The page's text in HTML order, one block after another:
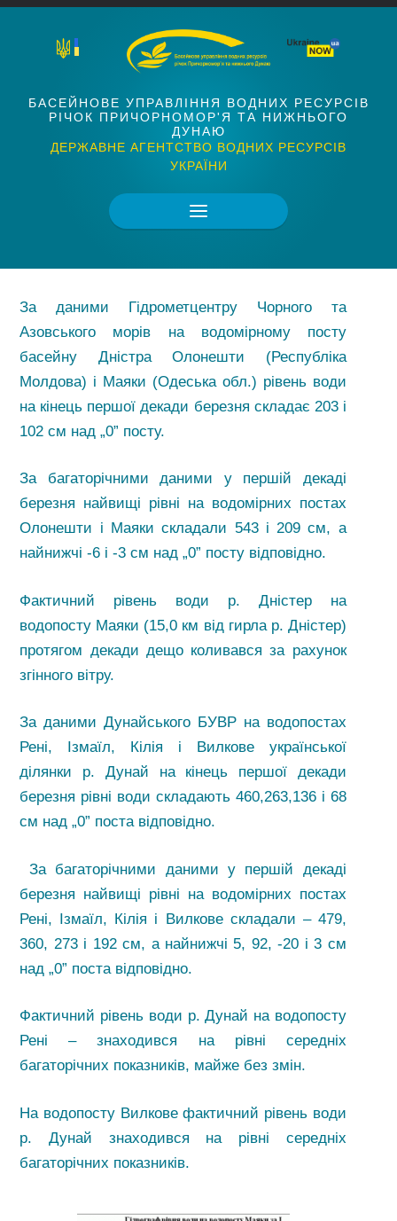
БАСЕЙНОВЕ УПРАВЛІННЯ ВОДНИХ РЕСУРСІВ
РІЧОК ПРИЧОРНОМОР'Я ТА НИЖНЬОГО
ДУНАЮ
ДЕРЖАВНЕ АГЕНТСТВО ВОДНИХ РЕСУРСІВ
УКРАЇНИ
За даними Гідрометцентру Чорного та
Азовського морів на водомірному посту
басейну Дністра Олонешти (Республіка
Молдова) і Маяки (Одеська обл.) рівень води
на кінець першої декади березня складає 203 і
102 см над „0” посту.
За багаторічними даними у першій декаді
березня найвищі рівні на водомірних постах
Олонешти і Маяки складали 543 і 209 см, а
найнижчі -6 і -3 см над „0” посту відповідно.
Фактичний рівень води р. Дністер на
водопосту Маяки (15,0 км від гирла р. Дністер)
протягом декади дещо коливався за рахунок
згінного вітру.
За даними Дунайського БУВР на водопостах
Рені, Ізмаїл, Кілія і Вилкове української
ділянки р. Дунай на кінець першої декади
березня рівні води складають 460,263,136 і 68
см над „0” поста відповідно.
За багаторічними даними у першій декаді
березня найвищі рівні на водомірних постах
Рені, Ізмаїл, Кілія і Вилкове складали – 479,
360, 273 і 192 см, а найнижчі 5, 92, -20 і 3 см
над „0” поста відповідно.
Фактичний рівень води р. Дунай на водопосту
Рені – знаходився на рівні середніх
багаторічних показників, майже без змін.
На водопосту Вилкове фактичний рівень води
р. Дунай знаходився на рівні середніх
багаторічних показників.